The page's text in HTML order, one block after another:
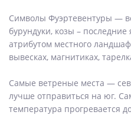
Символы Фуэртевентуры —
бурундуки, козы –
атрибутом местного
вывесках, магнитиках,
Самые ветреные места —
лучше отправиться на юг.
температура прогревается